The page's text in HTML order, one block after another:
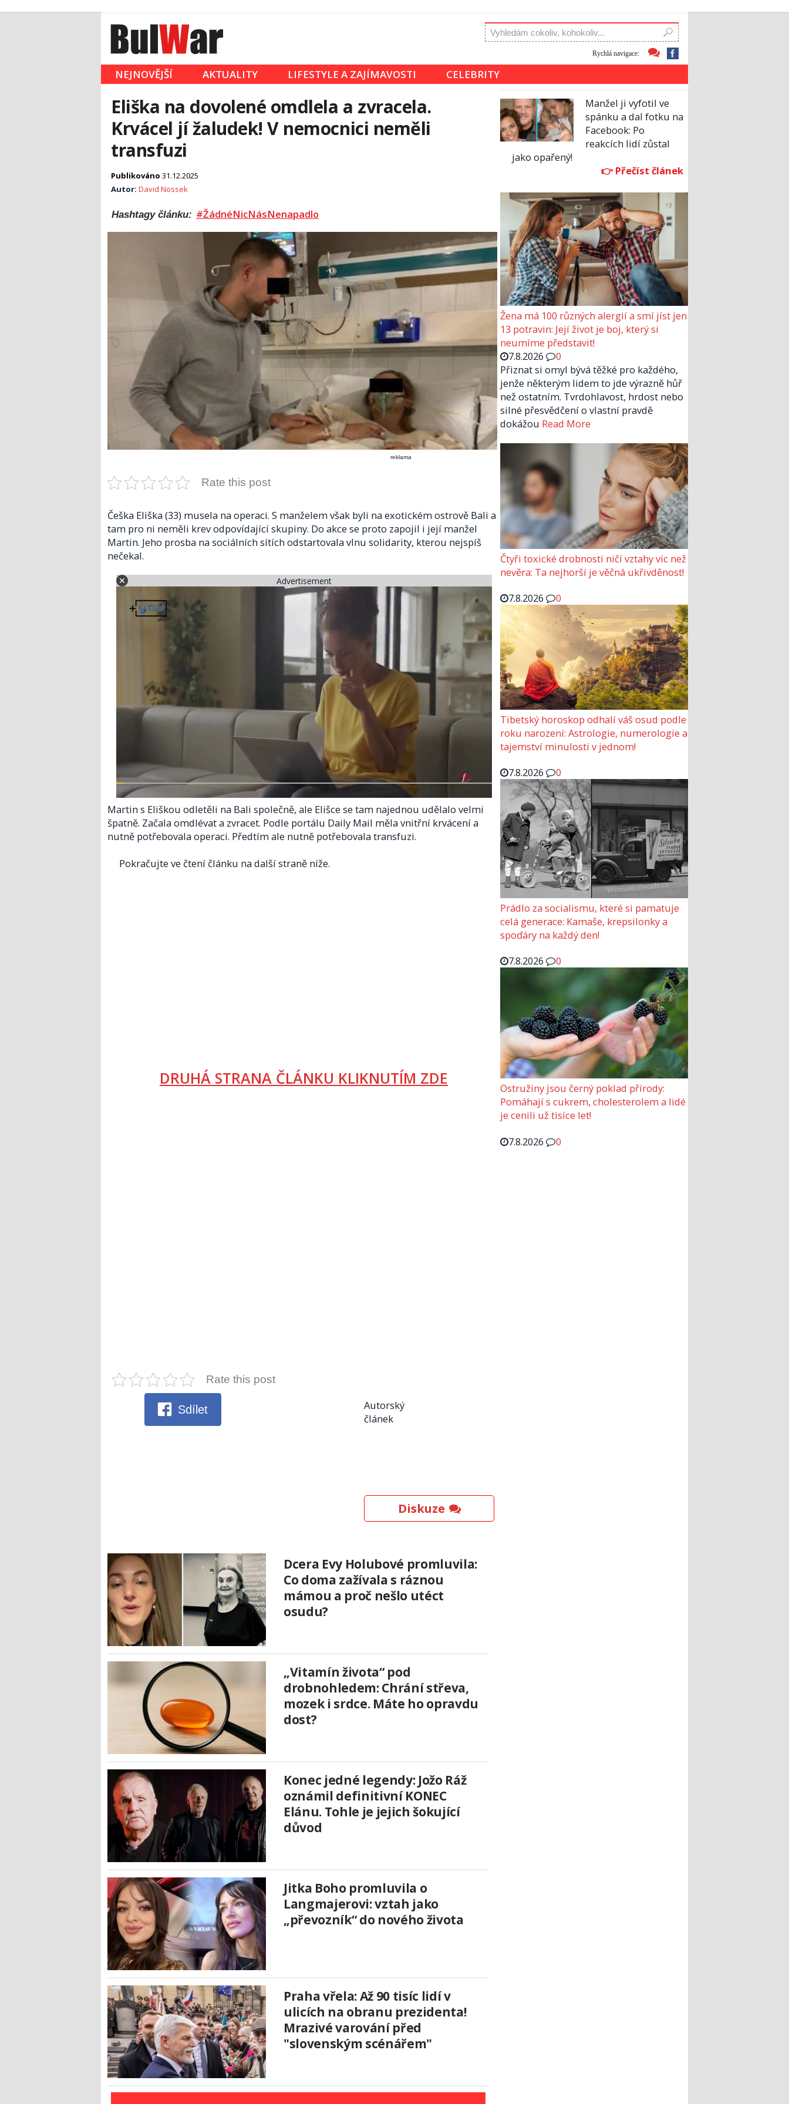
Rychlá navigace:
NEJNOVĚJŠÍ AKTUALITY LIFESTYLE A ZAJÍMAVOSTI CELEBRITY
Eliška na dovolené omdlela a zvracela.
Krvácel jí žaludek! V nemocnici neměli
transfuzi
Publikováno 31.12.2025
Autor: David Nossek
Hashtagy článku: #ŽádnéNicNásNenapadlo
reklama
Rate this post
Češka Eliška (33) musela na operaci. S manželem však byli na exotickém ostrově Bali a
tam pro ni neměli krev odpovídající skupiny. Do akce se proto zapojil i její manžel
Martin. Jeho prosba na sociálních sítích odstartovala vlnu solidarity, kterou nejspíš
nečekal.
Advertisement
Martin s Eliškou odletěli na Bali společně, ale Elišce se tam najednou udělalo velmi
špatně. Začala omdlévat a zvracet. Podle portálu Daily Mail měla vnitřní krvácení a
nutně potřebovala operaci. Předtím ale nutně potřebovala transfuzi.
Pokračujte ve čtení článku na další straně níže.
DRUHÁ STRANA ČLÁNKU KLIKNUTÍM ZDE
Rate this post
Sdílet
Autorský
článek
Diskuze
Dcera Evy Holubové promluvila:
Co doma zažívala s ráznou
mámou a proč nešlo utéct
osudu?
„Vitamín života“ pod
drobnohledem: Chrání střeva,
mozek i srdce. Máte ho opravdu
dost?
Konec jedné legendy: Jožo Ráž
oznámil definitivní KONEC
Elánu. Tohle je jejich šokující
důvod
Jitka Boho promluvila o
Langmajerovi: vztah jako
„převozník“ do nového života
Praha vřela: Až 90 tisíc lidí v
ulicích na obranu prezidenta!
Mrazivé varování před
"slovenským scénářem"
Manžel ji vyfotil ve
spánku a dal fotku na
Facebook: Po
reakcích lidí zůstal
jako opařený!
Žena má 100 různých alergií a smí jíst jen
13 potravin: Její život je boj, který si
neumíme představit!
7.8.2026
0
Přiznat si omyl bývá těžké pro každého,
jenže některým lidem to jde výrazně hůř
než ostatním. Tvrdohlavost, hrdost nebo
silné přesvědčení o vlastní pravdě
dokážou Read More
Čtyři toxické drobnosti ničí vztahy víc než
nevěra: Ta nejhorší je věčná ukřivděnost!
7.8.2026
0
Tibetský horoskop odhalí váš osud podle
roku narození: Astrologie, numerologie a
tajemství minulosti v jednom!
7.8.2026
0
Prádlo za socialismu, které si pamatuje
celá generace: Kamaše, krepsilonky a
spoďáry na každý den!
7.8.2026
0
Ostružiny jsou černý poklad přírody:
Pomáhají s cukrem, cholesterolem a lidé
je cenili už tisíce let!
7.8.2026
0